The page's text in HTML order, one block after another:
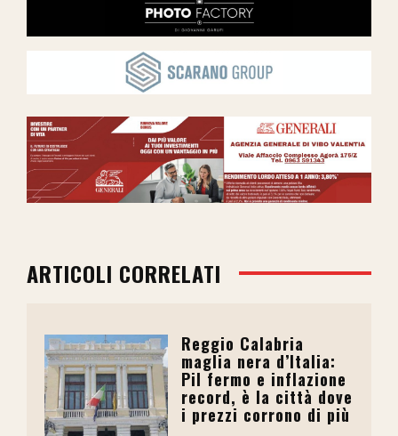
ARTICOLI CORRELATI
Reggio Calabria
maglia nera d’Italia:
Pil fermo e inflazione
record, è la città dove
i prezzi corrono di più